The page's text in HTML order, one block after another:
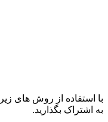
با استفاده از روش های
به اشتراک بگذارید.